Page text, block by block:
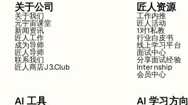
关于公司
关于我们
元宇宙课堂
新闻资讯
匠人工作
成为导师
匠人导师
联系我们
匠人商店J3.Club
匠人资源
工作内推
匠人活动
1对1私教
行业白皮书
线上学习平台
面试中心
分享面试经验
Internship
会员中心
AI 工具 AI 学习方向